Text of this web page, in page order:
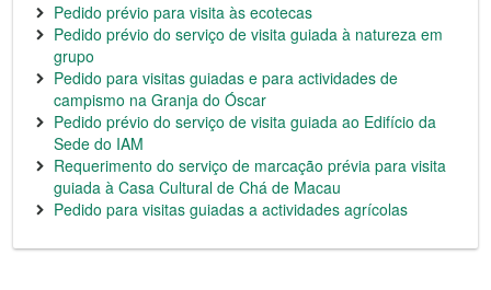
Pedido prévio para visita às ecotecas
Pedido prévio do serviço de visita guiada à natureza em
grupo
Pedido para visitas guiadas e para actividades de
campismo na Granja do Óscar
Pedido prévio do serviço de visita guiada ao Edifício da
Sede do IAM
Requerimento do serviço de marcação prévia para visita
guiada à Casa Cultural de Chá de Macau
Pedido para visitas guiadas a actividades agrícolas